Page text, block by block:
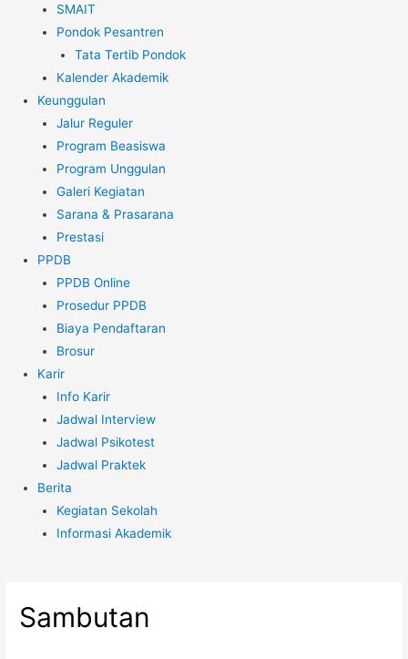
SMAIT
Pondok Pesantren
Tata Tertib Pondok
Kalender Akademik
Keunggulan
Jalur Reguler
Program Beasiswa
Program Unggulan
Galeri Kegiatan
Sarana & Prasarana
Prestasi
PPDB
PPDB Online
Prosedur PPDB
Biaya Pendaftaran
Brosur
Karir
Info Karir
Jadwal Interview
Jadwal Psikotest
Jadwal Praktek
Berita
Kegiatan Sekolah
Informasi Akademik
Sambutan